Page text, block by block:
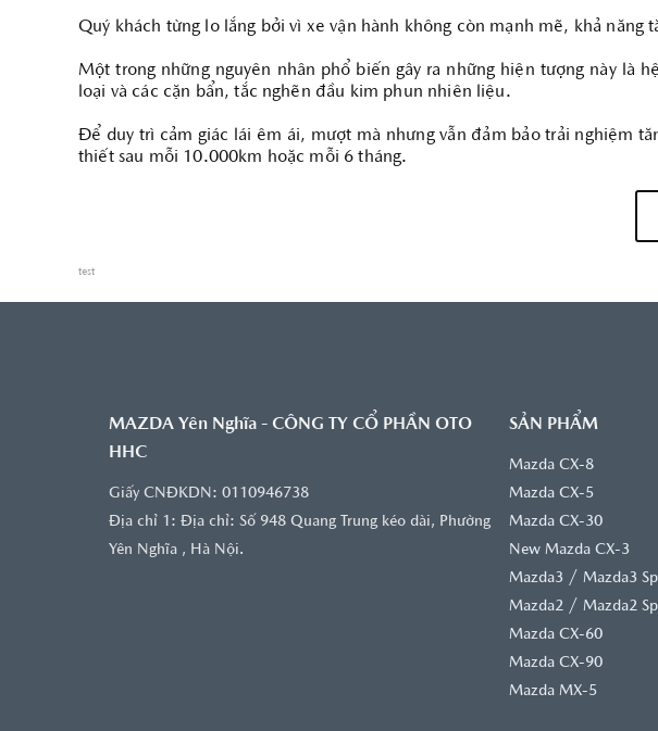
Quý khách từng lo lắng bởi vì xe vận hành không còn mạnh mẽ, khả
Một trong những nguyên nhân phổ biến gây ra những hiện tượng này
loại và các cặn bẩn, tắc nghẽn đầu kim phun nhiên liệu.
Để duy trì cảm giác lái êm ái, mượt mà nhưng vẫn đảm bảo trải nghiệm
thiết sau mỗi 10.000km hoặc mỗi 6 tháng.
test
MAZDA Yên Nghĩa - CÔNG TY CỔ PHẦN OTO
HHC
Giấy CNĐKDN: 0110946738
Địa chỉ 1: Ðịa chỉ: Số 948 Quang Trung kéo dài, Phường
Yên Nghĩa , Hà Nội.
SẢN PHẨM
Mazda CX-8
Mazda CX-5
Mazda CX-30
New Mazda CX-3
Mazda3 / Mazda3
Mazda2 / Mazda2
Mazda CX-60
Mazda CX-90
Mazda MX-5